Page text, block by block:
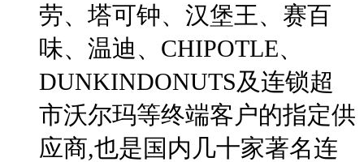
劳、塔可钟、汉堡王、赛百
味、温迪、CHIPOTLE、
DUNKINDONUTS及连锁超
市沃尔玛等终端客户的指定供
应商,也是国内几十家著名连